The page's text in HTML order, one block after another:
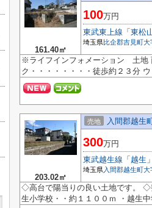
161.40㎡
100万円
東武東上線 「 東松
埼玉県比企郡吉見町大
※ライフインフォメーション 土地
ク・・・・・・・・徒歩約２３分
203.02㎡
売地 入間郡越
300万円
東武越生線 「 越生
埼玉県入間郡越生町大
◇高台で陽当りの良い土地です。
生小学校・・約１１００ｍ ・越生